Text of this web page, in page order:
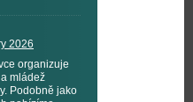
2026
organizuje
mládež
Podobně jako